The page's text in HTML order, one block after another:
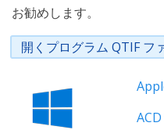
お勧めします。
開くプログラム QTIF フ